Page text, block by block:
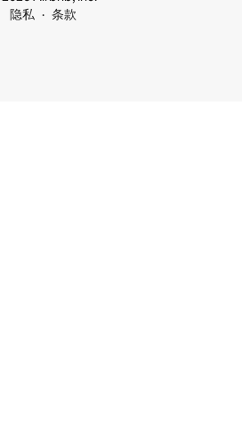
隐私
条款